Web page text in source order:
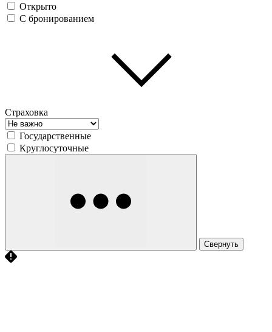
Открыто
С бронированием
Страховка
Государственные
Круглосуточные
Свернуть